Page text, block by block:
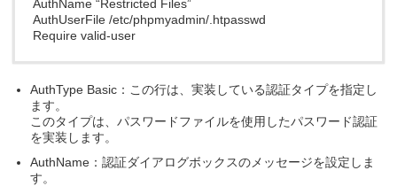
AuthName “Restricted Files”
AuthUserFile /etc/phpmyadmin/.htpasswd
Require valid-user
AuthType Basic：この行は、実装している認証タイプを指定し
ます。
このタイプは、パスワードファイルを使用したパスワード認証
を実装します。
AuthName：認証ダイアログボックスのメッセージを設定しま
す。